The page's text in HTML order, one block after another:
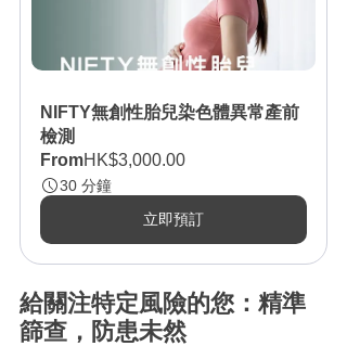
NIFTY無創性胎兒染⾊體異常產前
檢測
FromHK$3,000.00
30 分鐘
立即預訂
給關注特定風險的您：精準
篩查，防患未然